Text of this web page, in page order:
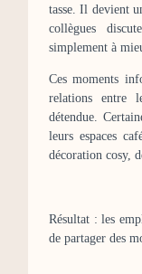
tasse. Il devient
collègues
simplement à
Ces moments
relations entre
détendue.
leurs espaces
décoration cosy,
Résultat : les
de partager des